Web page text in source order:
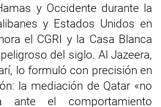
y Occidente durante la
y Estados Unidos en
el CGRI y la Casa Blanca
del siglo. Al Jazeera,
lo formuló con precisión en
la mediación de Qatar «no
ante el comportamiento